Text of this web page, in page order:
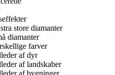
store diamanter
diamanter
farver
af dyr
af landskaber
af bygninger